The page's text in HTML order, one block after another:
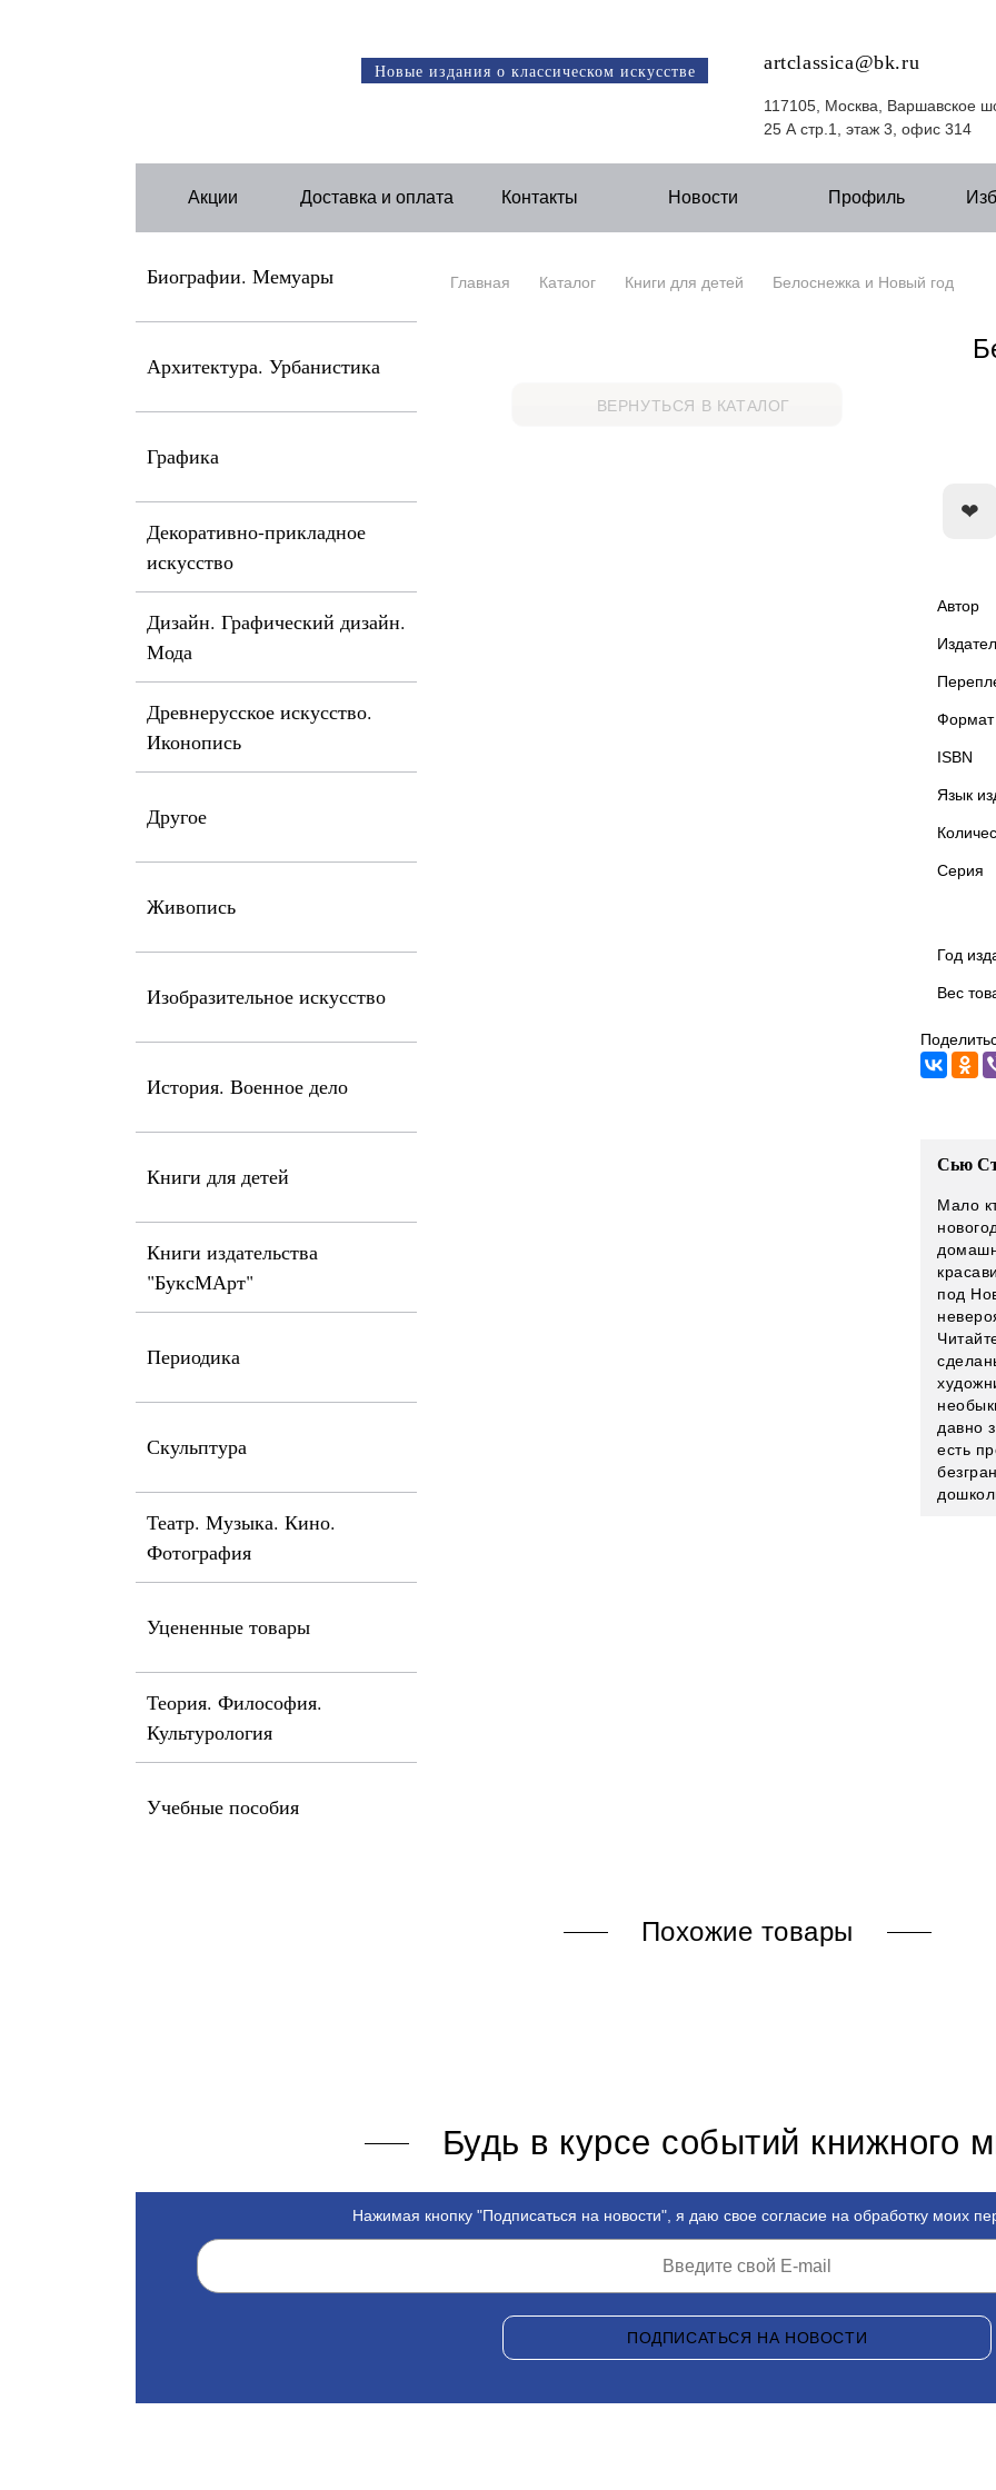
Новые издания о классическом искусстве artclassica@bk.ru
117105, Москва, Варшавское
25 А стр.1, этаж 3, офис 314
Акции Доставка и оплата Контакты Новости Профиль
Биографии. Мемуары
Архитектура. Урбанистика
Графика
Декоративно-прикладное
искусство
Дизайн. Графический дизайн.
Мода
Древнерусское искусство.
Иконопись
Другое
Живопись
Изобразительное искусство
История. Военное дело
Книги для детей
Книги издательства
"БуксМАрт"
Периодика
Скульптура
Театр. Музыка. Кино.
Фотография
Уцененные товары
Теория. Философия.
Культурология
Учебные пособия
Главная Каталог Книги для детей Белоснежка и Новый год
ВЕРНУТЬСЯ В КАТАЛОГ
Автор
Формат
ISBN
Язык
Серия
Год
Вес
Сью
Мало
под
давно
есть
Похожие товары
Будь в курсе событий книжного
Нажимая кнопку "Подписаться на новости", я даю свое согласие на обработку моих
ПОДПИСАТЬСЯ НА НОВОСТИ